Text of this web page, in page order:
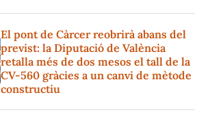
El pont de Càrcer reobrirà abans del
previst: la Diputació de València
retalla més de dos mesos el tall de la
CV-560 gràcies a un canvi de mètode
constructiu